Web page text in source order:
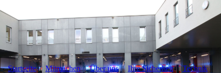
Startseite Mitmachen Über uns Ihre Sicherheit Technik